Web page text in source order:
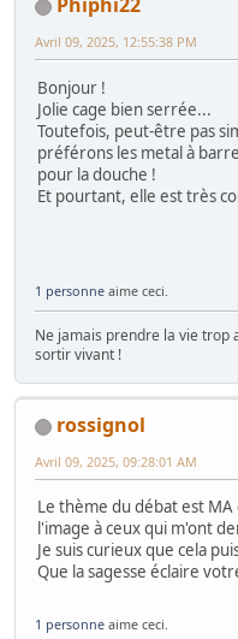
Phiphi22
Avril 09, 2025, 12:55:38 PM
Bonjour !
Jolie cage bien serrée...
Toutefois, peut-être pas
préférons les metal à
pour la douche !
Et pourtant, elle est très
1 personne aime ceci.
Ne jamais prendre la vie trop
sortir vivant !
rossignol
Avril 09, 2025, 09:28:01 AM
Le thème du débat est
l'image à ceux qui m'ont
Je suis curieux que cela
Que la sagesse éclaire
1 personne aime ceci.